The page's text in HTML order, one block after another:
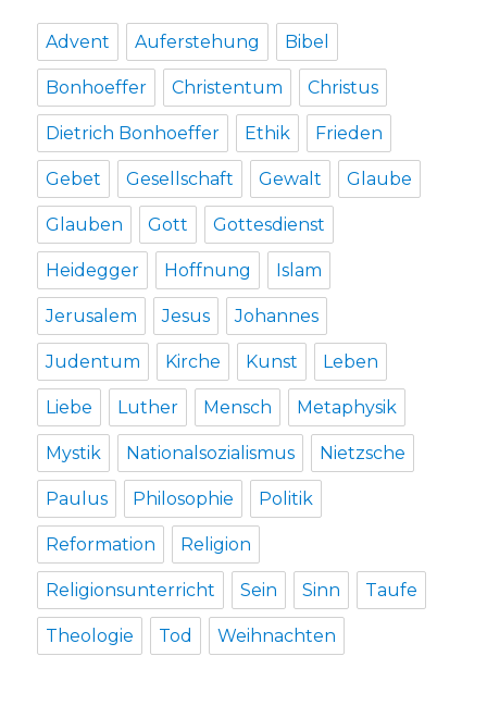
Advent Auferstehung Bibel
Bonhoeffer Christentum Christus
Dietrich Bonhoeffer Ethik Frieden
Gebet Gesellschaft Gewalt Glaube
Glauben Gott Gottesdienst
Heidegger Hoffnung Islam
Jerusalem Jesus Johannes
Judentum Kirche Kunst Leben
Liebe Luther Mensch Metaphysik
Mystik Nationalsozialismus Nietzsche
Paulus Philosophie Politik
Reformation Religion
Religionsunterricht Sein Sinn Taufe
Theologie Tod Weihnachten